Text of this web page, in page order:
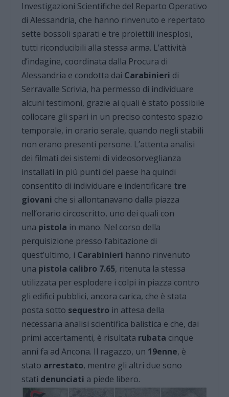
Investigazioni Scientifiche del Reparto Operativo
di Alessandria, che hanno rinvenuto e repertato
sette bossoli sparati e tre proiettili inesplosi,
tutti riconducibili alla stessa arma. L’attività
d’indagine, coordinata dalla Procura di
Alessandria e condotta dai Carabinieri di
Serravalle Scrivia, ha permesso di individuare
alcuni testimoni, grazie ai quali è stato possibile
collocare gli spari in un preciso contesto spazio
temporale, in orario serale, quando negli stabili
non erano presenti persone. L’attenta analisi
dei filmati dei sistemi di videosorveglianza
installati in più punti del paese ha quindi
consentito di individuare e indentificare tre
giovani che si allontanavano dalla piazza
nell’orario circoscritto, uno dei quali con
una pistola in mano. Nel corso della
perquisizione presso l’abitazione di
quest’ultimo, i Carabinieri hanno rinvenuto
una pistola calibro 7.65, ritenuta la stessa
utilizzata per esplodere i colpi in piazza contro
gli edifici pubblici, ancora carica, che è stata
posta sotto sequestro in attesa della
necessaria analisi scientifica balistica e che, dai
primi accertamenti, è risultata rubata cinque
anni fa ad Ancona. Il ragazzo, un 19enne, è
stato arrestato, mentre gli altri due sono
stati denunciati a piede libero.